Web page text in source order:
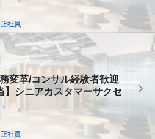
正社員
変革/コンサル経験者歓迎
】シニアカスタマーサクセ
正社員